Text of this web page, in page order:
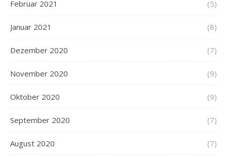
Februar 2021 (5)
Januar 2021 (8)
Dezember 2020 (7)
November 2020 (9)
Oktober 2020 (9)
September 2020 (7)
August 2020 (7)